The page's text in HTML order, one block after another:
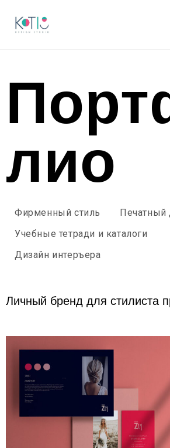
лио
Фирменный стиль Печатный
Учебные тетради и каталоги
Дизайн интеръера
Личный бренд для стилиста